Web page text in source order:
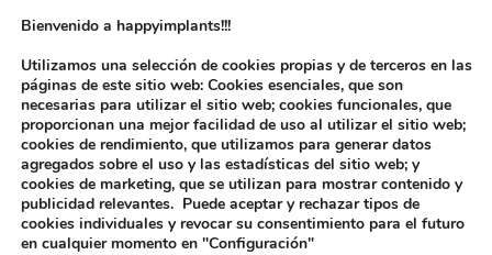
Inicio/ Productos etiquetados “210421”
Bienvenido a happyimplants!!!
Utilizamos una selección de cookies propias y de terceros en las
páginas de este sitio web: Cookies esenciales, que son
necesarias para utilizar el sitio web; cookies funcionales, que
proporcionan una mejor facilidad de uso al utilizar el sitio web;
cookies de rendimiento, que utilizamos para generar datos
agregados sobre el uso y las estadísticas del sitio web; y
cookies de marketing, que se utilizan para mostrar contenido y
publicidad relevantes. Puede aceptar y rechazar tipos de
cookies individuales y revocar su consentimiento para el futuro
en cualquier momento en "Configuración"